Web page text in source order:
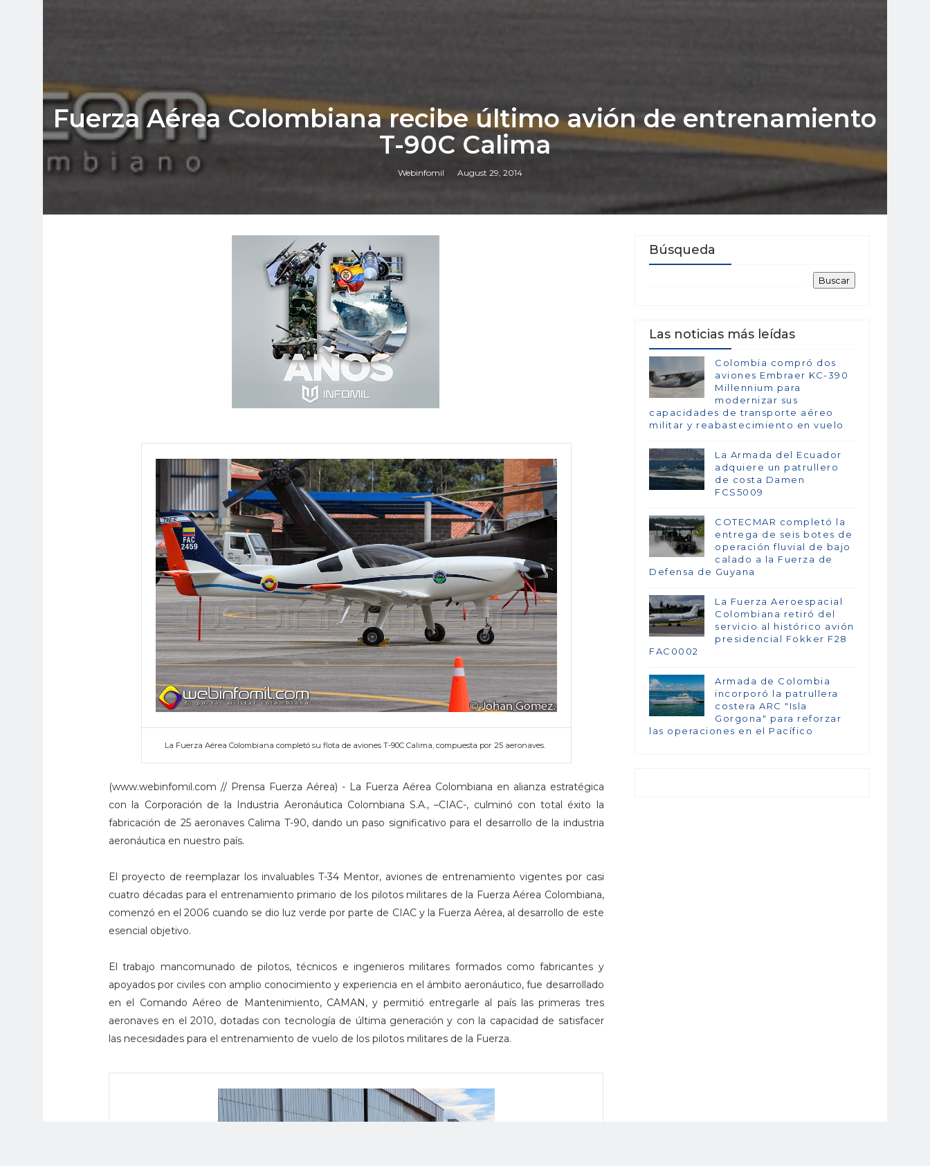
Fuerza Aérea Colombiana recibe último avión de entrenamiento
T-90C Calima
Webinfomil August 29, 2014
La Fuerza Aérea Colombiana completó su flota de aviones T-90C Calima, compuesta por 25 aeronaves.
(www.webinfomil.com // Prensa Fuerza Aérea) - La Fuerza Aérea Colombiana en alianza estratégica
con la Corporación de la Industria Aeronáutica Colombiana S.A., –CIAC-, culminó con total éxito la
fabricación de 25 aeronaves Calima T-90, dando un paso significativo para el desarrollo de la industria
aeronáutica en nuestro país.
El proyecto de reemplazar los invaluables T-34 Mentor, aviones de entrenamiento vigentes por casi
cuatro décadas para el entrenamiento primario de los pilotos militares de la Fuerza Aérea Colombiana,
comenzó en el 2006 cuando se dio luz verde por parte de CIAC y la Fuerza Aérea, al desarrollo de este
esencial objetivo.
El trabajo mancomunado de pilotos, técnicos e ingenieros militares formados como fabricantes y
apoyados por civiles con amplio conocimiento y experiencia en el ámbito aeronáutico, fue desarrollado
en el Comando Aéreo de Mantenimiento, CAMAN, y permitió entregarle al país las primeras tres
aeronaves en el 2010, dotadas con tecnología de última generación y con la capacidad de satisfacer
las necesidades para el entrenamiento de vuelo de los pilotos militares de la Fuerza.
Búsqueda
Las noticias más leídas
Colombia compró dos
aviones Embraer KC-390
Millennium para
modernizar sus
capacidades de transporte aéreo
militar y reabastecimiento en vuelo
La Armada del Ecuador
adquiere un patrullero
de costa Damen
FCS5009
COTECMAR completó la
entrega de seis botes de
operación fluvial de bajo
calado a la Fuerza de
Defensa de Guyana
La Fuerza Aeroespacial
Colombiana retiró del
servicio al histórico avión
presidencial Fokker F28
FAC0002
Armada de Colombia
incorporó la patrullera
costera ARC "Isla
Gorgona" para reforzar
las operaciones en el Pacífico